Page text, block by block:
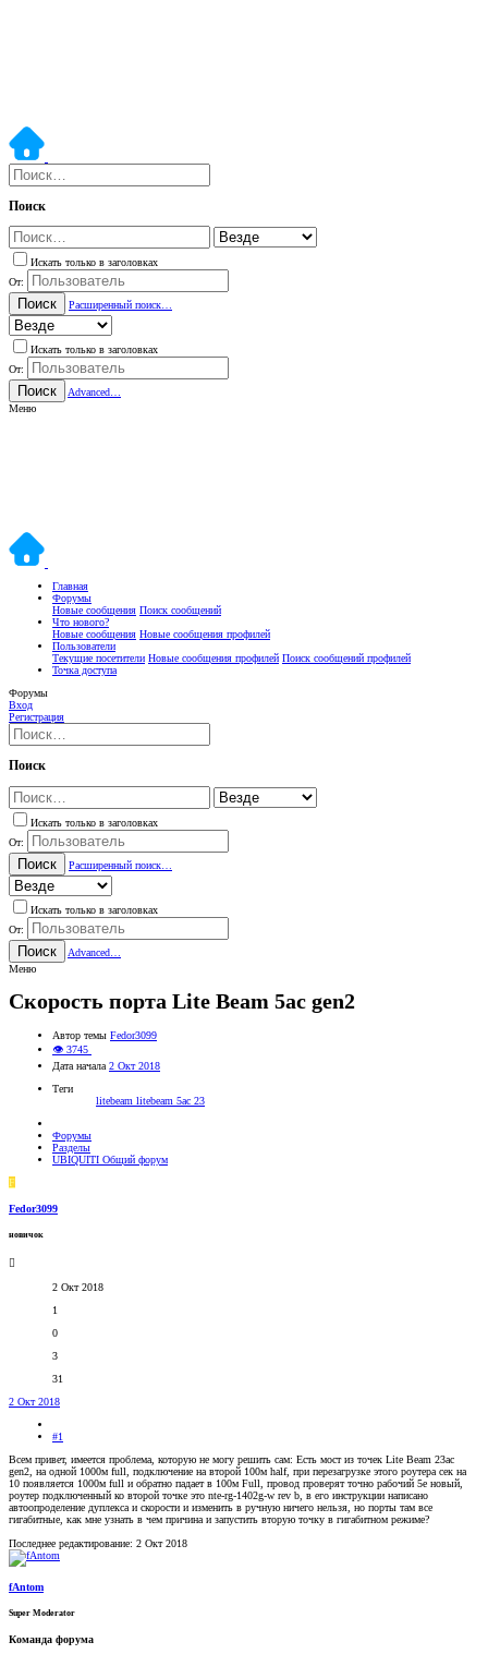
Поиск
Искать только в заголовках
От:
Поиск Расширенный поиск…
Искать только в заголовках
От:
Поиск
Advanced…
Меню
Главная
Форумы
Новые сообщения Поиск сообщений
Что нового?
Новые сообщения Новые сообщения профилей
Пользователи
Текущие посетители Новые сообщения профилей Поиск сообщений профилей
Точка доступа
Форумы
Вход
Регистрация
Поиск
Искать только в заголовках
От:
Поиск Расширенный поиск…
Искать только в заголовках
От:
Поиск
Advanced…
Меню
Скорость порта Lite Beam 5ac gen2
Автор темы Fedor3099
👁 3745
Дата начала 2 Окт 2018
Теги
litebeam litebeam 5ac 23
Форумы
Разделы
UBIQUITI Общий форум
F
Fedor3099
новичок
2 Окт 2018
1
0
3
31
2 Окт 2018
#1
Всем привет, имеется проблема, которую не могу решить сам: Есть мост из точек Lite Beam 23ac
gen2, на одной 1000м full, подключение на второй 100м half, при перезагрузке этого роутера сек на
10 появляется 1000м full и обратно падает в 100м Full, провод проверят точно рабочий 5e новый,
роутер подключенный ко второй точке это nte-rg-1402g-w rev b, в его инструкции написано
автоопроделение дуплекса и скорости и изменить в ручную ничего нельзя, но порты там все
гигабитные, как мне узнать в чем причина и запустить вторую точку в гигабитном режиме?
Последнее редактирование: 2 Окт 2018
fAntom
Super Moderator
Команда форума